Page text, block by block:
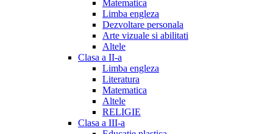
Matematica
Limba engleza
Dezvoltare personala
Arte vizuale si abilitati
Altele
Clasa a II-a
Limba engleza
Literatura
Matematica
Altele
RELIGIE
Clasa a III-a